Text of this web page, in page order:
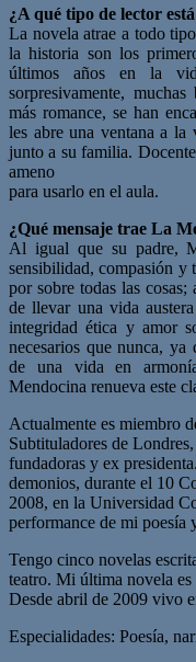
¿A qué tipo de lector
La novela atrae a todo
la historia son los
últimos años en la
sorpresivamente,
más romance, se han
les abre una ventana a la
junto a su familia.
ameno
para usarlo en el aula.
¿Qué mensaje trae La
Al igual que su padre,
sensibilidad, compasión y
por sobre todas las
de llevar una vida
integridad ética y amor
necesarios que nunca,
de una vida en
Mendocina renueva este
Actualmente es miembro
Subtituladores de
fundadoras y ex presidenta.
demonios, durante el 10
2008, en la Universidad
performance de mi poesía
Tengo cinco novelas
teatro. Mi última novela
Desde abril de 2009 vivo
Especialidades: Poesía,